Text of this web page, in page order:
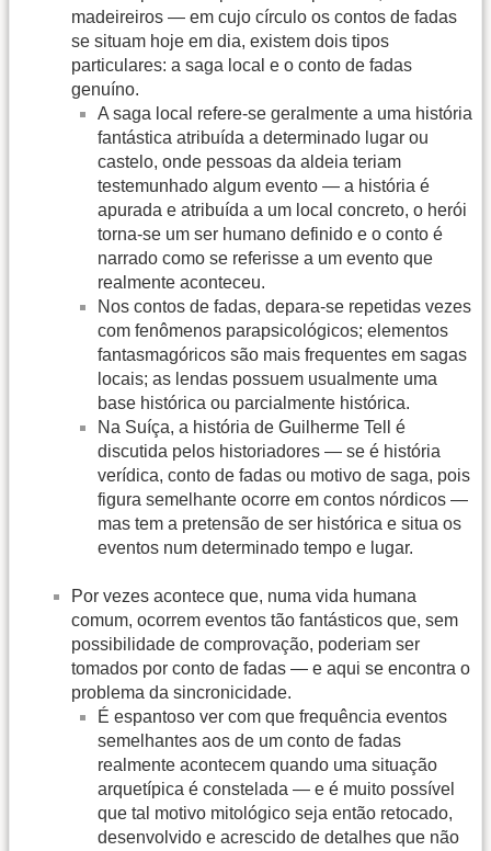
madeireiros — em cujo círculo os contos de fadas
se situam hoje em dia, existem dois tipos
particulares: a saga local e o conto de fadas
genuíno.
A saga local refere-se geralmente a uma história
fantástica atribuída a determinado lugar ou
castelo, onde pessoas da aldeia teriam
testemunhado algum evento — a história é
apurada e atribuída a um local concreto, o herói
torna-se um ser humano definido e o conto é
narrado como se referisse a um evento que
realmente aconteceu.
Nos contos de fadas, depara-se repetidas vezes
com fenômenos parapsicológicos; elementos
fantasmagóricos são mais frequentes em sagas
locais; as lendas possuem usualmente uma
base histórica ou parcialmente histórica.
Na Suíça, a história de Guilherme Tell é
discutida pelos historiadores — se é história
verídica, conto de fadas ou motivo de saga, pois
figura semelhante ocorre em contos nórdicos —
mas tem a pretensão de ser histórica e situa os
eventos num determinado tempo e lugar.
Por vezes acontece que, numa vida humana
comum, ocorrem eventos tão fantásticos que, sem
possibilidade de comprovação, poderiam ser
tomados por conto de fadas — e aqui se encontra o
problema da sincronicidade.
É espantoso ver com que frequência eventos
semelhantes aos de um conto de fadas
realmente acontecem quando uma situação
arquetípica é constelada — e é muito possível
que tal motivo mitológico seja então retocado,
desenvolvido e acrescido de detalhes que não